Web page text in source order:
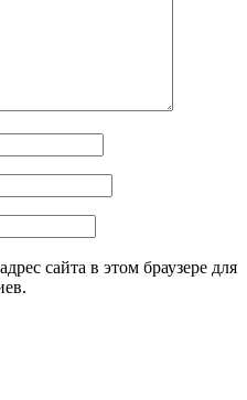
сайта в этом браузере для